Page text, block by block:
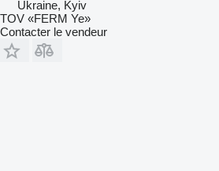
Ukraine, Kyiv
TOV «FERM Ye»
Contacter le vendeur